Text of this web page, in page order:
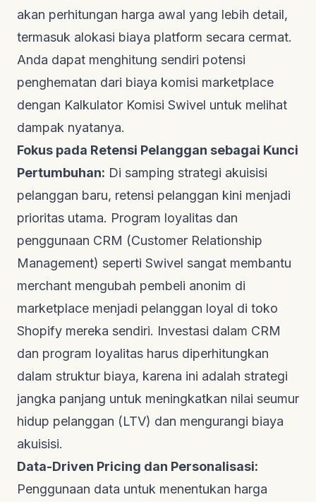
akan perhitungan harga awal yang lebih detail,
termasuk alokasi biaya platform secara cermat.
Anda dapat menghitung sendiri potensi
penghematan dari biaya komisi marketplace
dengan Kalkulator Komisi Swivel untuk melihat
dampak nyatanya.
Fokus pada Retensi Pelanggan sebagai Kunci
Pertumbuhan: Di samping strategi akuisisi
pelanggan baru, retensi pelanggan kini menjadi
prioritas utama. Program loyalitas dan
penggunaan CRM (Customer Relationship
Management) seperti Swivel sangat membantu
merchant mengubah pembeli anonim di
marketplace menjadi pelanggan loyal di toko
Shopify mereka sendiri. Investasi dalam CRM
dan program loyalitas harus diperhitungkan
dalam struktur biaya, karena ini adalah strategi
jangka panjang untuk meningkatkan nilai seumur
hidup pelanggan (LTV) dan mengurangi biaya
akuisisi.
Data-Driven Pricing dan Personalisasi:
Penggunaan data untuk menentukan harga